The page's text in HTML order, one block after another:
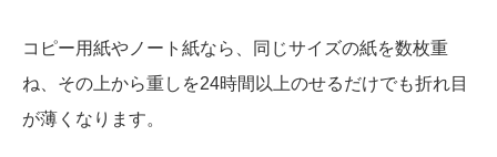
コピー用紙やノート紙なら、同じサイズの紙を数枚重
ね、その上から重しを24時間以上のせるだけでも折れ目
が薄くなります。